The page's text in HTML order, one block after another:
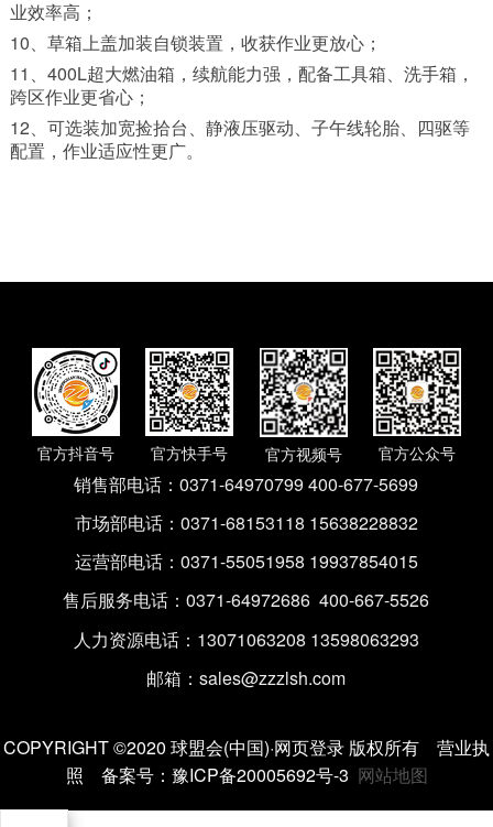
业效率高；
10、草箱上盖加装自锁装置，收获作业更放心；
11、400L超大燃油箱，续航能力强，配备工具箱、洗手箱，
跨区作业更省心；
12、可选装加宽捡拾台、静液压驱动、子午线轮胎、四驱等
配置，作业适应性更广。
官方抖音号 官方快手号 官方视频号 官方公众号
销售部电话：0371-64970799 400-677-5699
市场部电话： 0371-68153118 15638228832
运营部电话： 0371-55051958 19937854015
售后服务电话：0371-64972686 400-667-5526
人力资源电话： 13071063208 13598063293
邮箱：sales@zzzlsh.com
COPYRIGHT ©2020 球盟会(中国)·网页登录 版权所有
营业执
照
备案号： 豫ICP备20005692号-3 网站地图